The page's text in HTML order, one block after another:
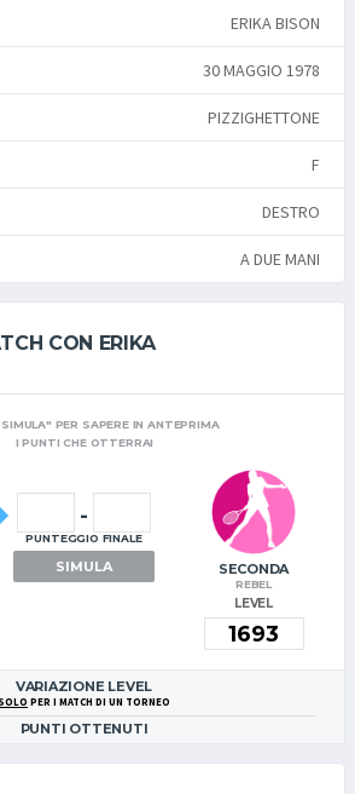
ERIKA BISON
30 MAGGIO 1978
PIZZIGHETTONE
F
DESTRO
A DUE MANI
CON ERIKA
PER SAPERE IN ANTEPRIMA
I PUNTI CHE OTTERRAI
-
PUNTEGGIO FINALE
SIMULA SECONDA
REBEL
LEVEL
VARIAZIONE LEVEL
SOLO PER I MATCH DI UN TORNEO
PUNTI OTTENUTI